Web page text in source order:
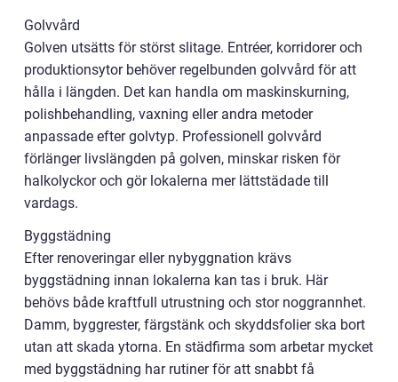
Golvvård
Golven utsätts för störst slitage. Entréer, korridorer och
produktionsytor behöver regelbunden golvvård för att
hålla i längden. Det kan handla om maskinskurning,
polishbehandling, vaxning eller andra metoder
anpassade efter golvtyp. Professionell golvvård
förlänger livslängden på golven, minskar risken för
halkolyckor och gör lokalerna mer lättstädade till
vardags.
Byggstädning
Efter renoveringar eller nybyggnation krävs
byggstädning innan lokalerna kan tas i bruk. Här
behövs både kraftfull utrustning och stor noggrannhet.
Damm, byggrester, färgstänk och skyddsfolier ska bort
utan att skada ytorna. En städfirma som arbetar mycket
med byggstädning har rutiner för att snabbt få